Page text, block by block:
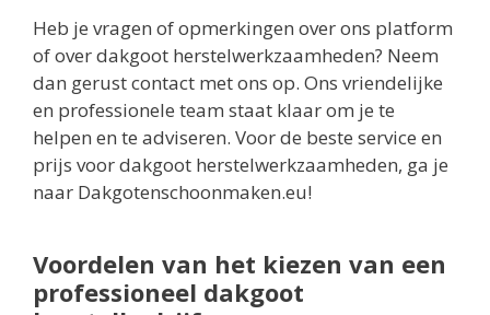
Heb je vragen of opmerkingen over ons platform
of over dakgoot herstelwerkzaamheden? Neem
dan gerust contact met ons op. Ons vriendelijke
en professionele team staat klaar om je te
helpen en te adviseren. Voor de beste service en
prijs voor dakgoot herstelwerkzaamheden, ga je
naar Dakgotenschoonmaken.eu!
Voordelen van het kiezen van een
professioneel dakgoot